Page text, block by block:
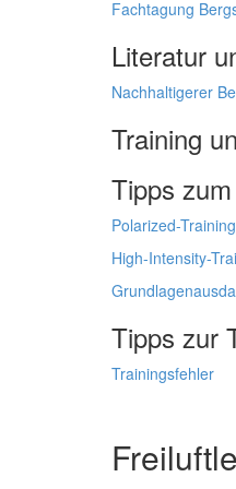
Fachtagung
Literatur
Nachhaltigerer
Training
Tipps
Polarized-Training
High-Intensity-
Tipps zur
Trainingsfehler